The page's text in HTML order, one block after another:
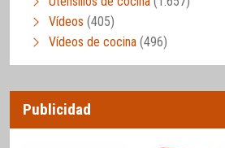
Vídeos (405)
Vídeos de cocina (496)
Publicidad